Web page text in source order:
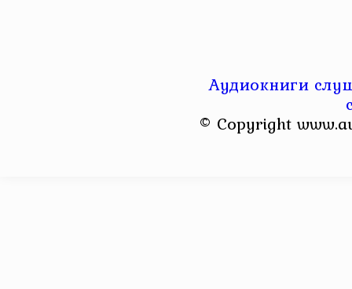
Аудиокниги
© Copyright